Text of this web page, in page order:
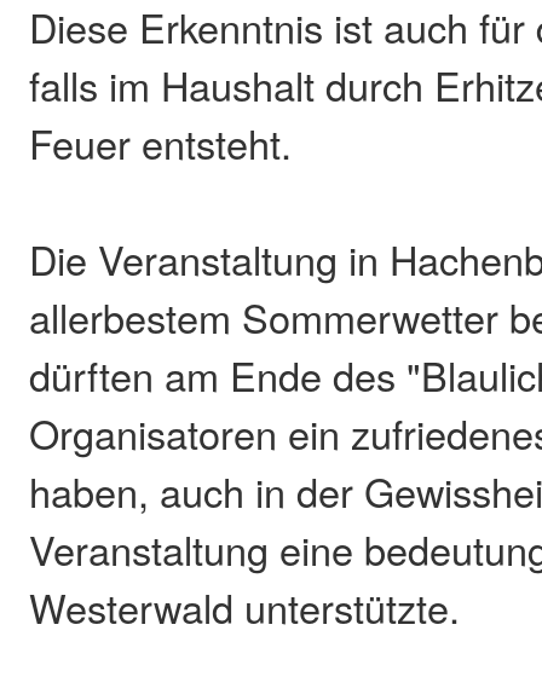
Diese Erkenntnis ist auch
falls im Haushalt durch
Feuer entsteht.
Die Veranstaltung in
allerbestem Sommerwetter
dürften am Ende des
Organisatoren ein
haben, auch in der
Veranstaltung eine
Westerwald unterstützte.